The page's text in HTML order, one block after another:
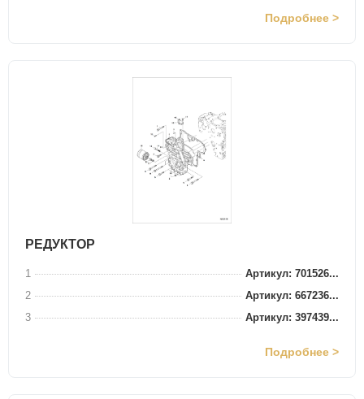
Подробнее >
РЕДУКТОР
1
Артикул: 701526...
2
Артикул: 667236...
3
Артикул: 397439...
Подробнее >